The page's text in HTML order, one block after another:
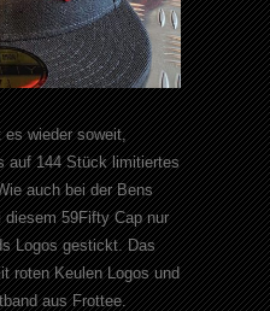
wieder soweit,
auf 144 Stück limitiertes
auch bei der Bens
diesem 59Fifty Cap nur
Logos gestickt. Das
roten Keulen Logos und
aus Frottee.